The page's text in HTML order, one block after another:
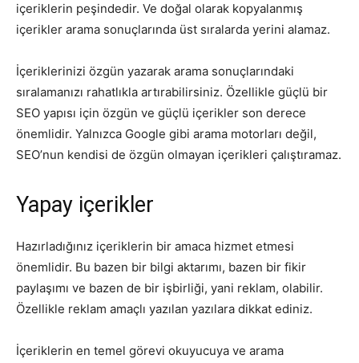
içeriklerin peşindedir. Ve doğal olarak kopyalanmış
içerikler arama sonuçlarında üst sıralarda yerini alamaz.
İçeriklerinizi özgün yazarak arama sonuçlarındaki
sıralamanızı rahatlıkla artırabilirsiniz. Özellikle güçlü bir
SEO yapısı için özgün ve güçlü içerikler son derece
önemlidir. Yalnızca Google gibi arama motorları değil,
SEO’nun kendisi de özgün olmayan içerikleri çalıştıramaz.
Yapay içerikler
Hazırladığınız içeriklerin bir amaca hizmet etmesi
önemlidir. Bu bazen bir bilgi aktarımı, bazen bir fikir
paylaşımı ve bazen de bir işbirliği, yani reklam, olabilir.
Özellikle reklam amaçlı yazılan yazılara dikkat ediniz.
İçeriklerin en temel görevi okuyucuya ve arama